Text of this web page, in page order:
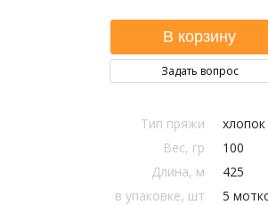
Задать вопрос
Тип пряжи
Вес, гр
100
Длина, м
425
в упаковке, шт
5